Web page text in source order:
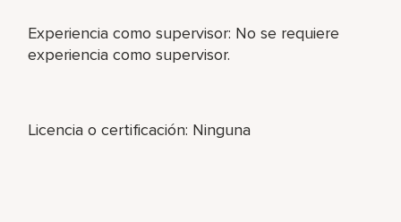
Experiencia como supervisor: No se requiere
experiencia como supervisor.
Licencia o certificación: Ninguna